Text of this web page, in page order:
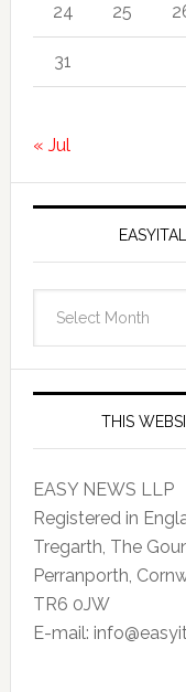
24 25
31
« Jul
Archives
THIS
EASY NEWS LLP
Registered in
Tregarth, The
Perranporth,
TR6 0JW
E-mail: